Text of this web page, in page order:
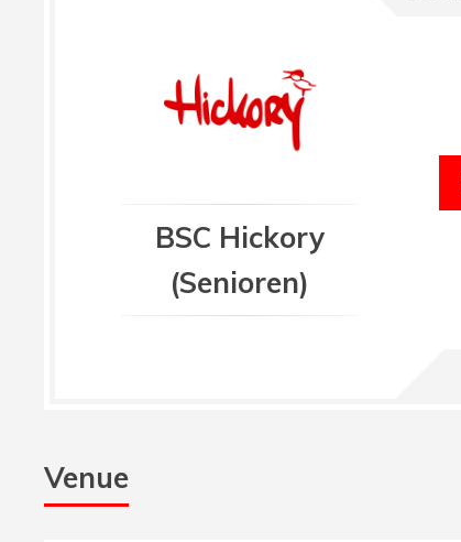
BSC Hickory
(Senioren)
Venue